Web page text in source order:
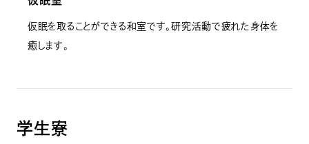
仮眠を取ることができる和室です。研究活動で疲れた身体を
癒します。
学生寮